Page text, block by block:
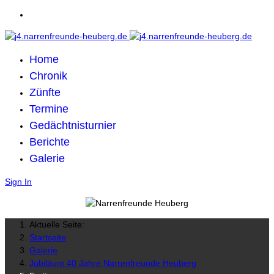
Home
Chronik
Zünfte
Termine
Gedächtnisturnier
Berichte
Galerie
Sign In
Aktuelle Seite:
Startseite
Galerie
Jubiläum 40 Jahre Narrenfreunde Heuberg